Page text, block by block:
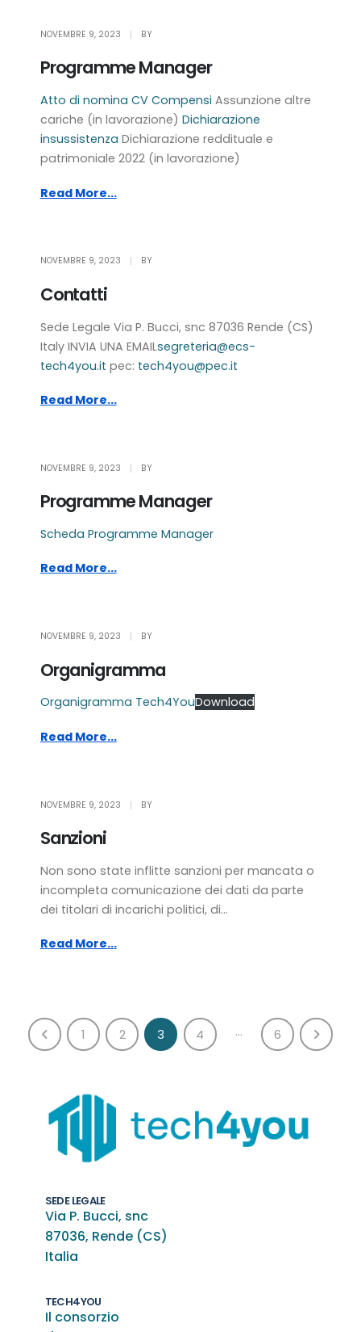
NOVEMBRE 9, 2023 BY
Programme Manager
Atto di nomina CV Compensi Assunzione altre
cariche (in lavorazione) Dichiarazione
insussistenza Dichiarazione reddituale e
patrimoniale 2022 (in lavorazione)
Read More...
NOVEMBRE 9, 2023 BY
Contatti
Sede Legale Via P. Bucci, snc 87036 Rende (CS)
Italy INVIA UNA EMAILsegreteria@ecs-
tech4you.it pec: tech4you@pec.it
Read More...
NOVEMBRE 9, 2023 BY
Programme Manager
Scheda Programme Manager
Read More...
NOVEMBRE 9, 2023 BY
Organigramma
Organigramma Tech4YouDownload
Read More...
NOVEMBRE 9, 2023 BY
Sanzioni
Non sono state inflitte sanzioni per mancata o
incompleta comunicazione dei dati da parte
dei titolari di incarichi politici, di...
Read More...
1 2 3 4 … 6
SEDE LEGALE
Via P. Bucci, snc
87036, Rende (CS)
Italia
TECH4YOU
Il consorzio